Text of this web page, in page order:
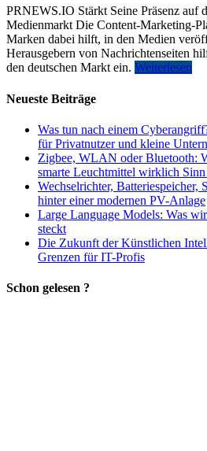
PRNEWS.IO Stärkt Seine Präsenz auf
Medienmarkt Die Content-Marketing-
Marken dabei hilft, in den Medien
Herausgebern von Nachrichtenseiten
den deutschen Markt ein. Weiterlesen
Neueste Beiträge
Was tun nach einem
für Privatnutzer und kleine
Zigbee, WLAN oder Bluetooth:
smarte Leuchtmittel wirklich
Wechselrichter, Batteriespeicher,
hinter einer modernen PV-Anlage
Large Language Models: Was
steckt
Die Zukunft der Künstlichen
Grenzen für IT-Profis
Schon gelesen ?